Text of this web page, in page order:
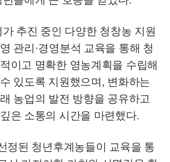
추진 중인 다양한 청창농 지원
관리·경영분석 교육을 통해 청
이고 명확한 영농계획을 수립해
있도록 지원했으며, 변화하는
농업의 발전 방향을 공유하고
은 소통의 시간을 마련했다.
정된 청년후계농들이 교육을 통